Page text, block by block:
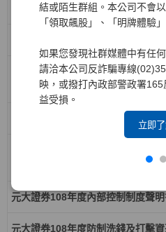
結或陌生群組。本公司不會
「領取飆股」、「明牌體驗」
如果您發現社群媒體中有任
請洽本公司反詐騙專線
映，或撥打內政部警政署
益受損。
立即
制制度聲明書
元大證券110年度防制洗錢及打擊
制制度聲明書
元大證券109年度內部控制制度聲
元大證券108年度內部控制制度聲
元大證券108年度防制洗錢及打擊